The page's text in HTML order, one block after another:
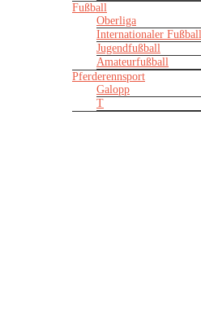
Fußball
Oberliga
Internationaler Fußball
Jugendfußball
Amateurfußball
Pferderennsport
Galopp
T